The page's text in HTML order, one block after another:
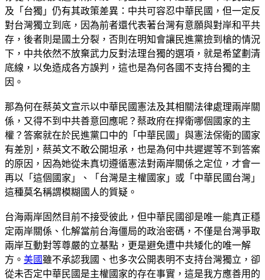
及「台獨」仍有其政策差異：中共可容忍中華民國，但一定反
對台灣獨立到底，因為前者還代表著台灣有意願與對岸和平共
存，後者則是國土分裂，否則在明知會讓民進黨撿到槍的情況
下，中共依然不放棄武力反對法理台獨的選項，就是希望劃清
底線，以免造成各方誤判，這也是為何各國不支持台獨的主
因。
那為何在蔡英文宣示以中華民國憲法及其相關法律處理兩岸關
係，又得不到中共善意回應呢？蔡政府在捍衛哪個國家的主
權？答案就在於民進黨口中的「中華民國」與憲法保衛的國家
有差別，蔡英文不敢公開坦承，也是為何中共遲遲等不到答案
的原因，因為她從未真切遵循憲法對兩岸關係之定位，才會一
再以「這個國家」、「台灣是主權國家」或「中華民國台灣」
這種莫名稱謂模糊國人的質疑。
台海兩岸固然目前不接受彼此，但中華民國卻是唯一能真正穩
定兩岸關係、化解當前台海僵局的政治密碼，不僅是台灣爭取
兩岸互動對等尊嚴的立基點，更是避免遭中共矮化的唯一解
方。 美國 雖不承認我國、也多次公開表明不支持台灣獨立，卻
從未否定中華民國是主權國家的存在事實，這是我方應善用的